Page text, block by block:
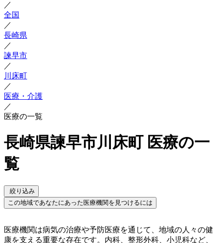
／
全国
／
長崎県
／
諫早市
／
川床町
／
医療・介護
／
医療の一覧
長崎県諫早市川床町 医療の一
覧
絞り込み
この地域であなたにあった医療機関を見つけるには
医療機関は病気の治療や予防医療を通じて、地域の人々の健
康を支える重要な存在です。内科、整形外科、小児科など、